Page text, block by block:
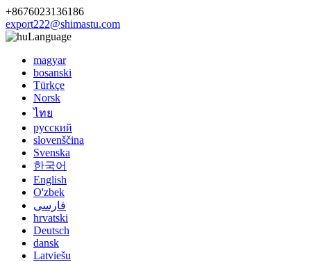
+8676023136186
export222@shimastu.com
Language
magyar
bosanski
Türkçe
Norsk
ไทย
русский
slovenščina
Svenska
한국어
English
O'zbek
فارسی
hrvatski
Deutsch
dansk
Latviešu